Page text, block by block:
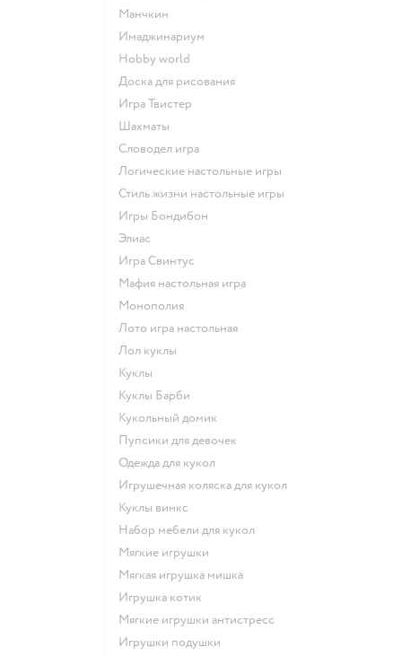
Манчкин
Имаджинариум
Hobby world
Доска для рисования
Игра Твистер
Шахматы
Словодел игра
Логические настольные игры
Стиль жизни настольные игры
Игры Бондибон
Элиас
Игра Свинтус
Мафия настольная игра
Монополия
Лото игра настольная
Лол куклы
Куклы
Куклы Барби
Кукольный домик
Пупсики для девочек
Одежда для кукол
Игрушечная коляска для кукол
Куклы винкс
Набор мебели для кукол
Мягкие игрушки
Мягкая игрушка мишка
Игрушка котик
Мягкие игрушки антистресс
Игрушки подушки